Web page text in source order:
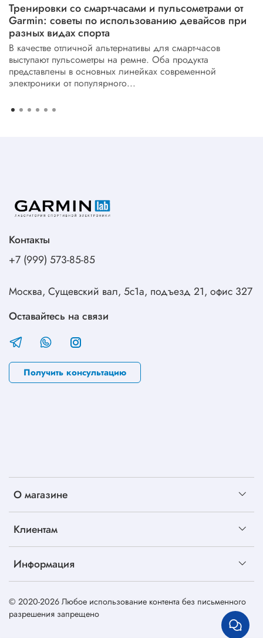
Тренировки со смарт-часами и пульсометрами от
Garmin: советы по использованию девайсов при
разных видах спорта
В качестве отличной альтернативы для смарт-часов
выступают пульсометры на ремне. Оба продукта
представлены в основных линейках современной
электроники от популярного...
О магазине
Клиентам
Информация
Контакты
+7 (999) 573-85-85
Москва, Сущевский вал, 5с1а, подъезд 21, офис 327
Оставайтесь на связи
Получить консультацию
© 2020-2026 Любое использование контента без письменного
разрешения запрещено